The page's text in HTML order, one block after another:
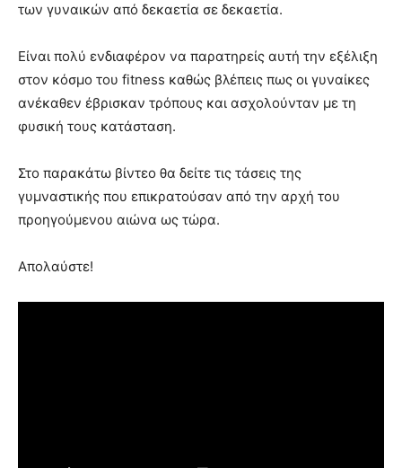
των γυναικών από δεκαετία σε δεκαετία.
Είναι πολύ ενδιαφέρον να παρατηρείς αυτή την εξέλιξη
στον κόσμο του fitness καθώς βλέπεις πως οι γυναίκες
ανέκαθεν έβρισκαν τρόπους και ασχολούνταν με τη
φυσική τους κατάσταση.
Στο παρακάτω βίντεο θα δείτε τις τάσεις της
γυμναστικής που επικρατούσαν από την αρχή του
προηγούμενου αιώνα ως τώρα.
Απολαύστε!